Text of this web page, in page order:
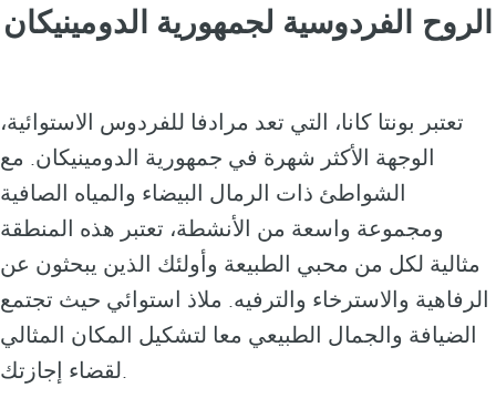
الروح الفردوسية لجمهورية الدومينيكان
تعتبر بونتا كانا، التي تعد مرادفا للفردوس الاستوائية،
الوجهة الأكثر شهرة في جمهورية الدومينيكان. مع
الشواطئ ذات الرمال البيضاء والمياه الصافية
ومجموعة واسعة من الأنشطة، تعتبر هذه المنطقة
مثالية لكل من محبي الطبيعة وأولئك الذين يبحثون عن
الرفاهية والاسترخاء والترفيه. ملاذ استوائي حيث تجتمع
الضيافة والجمال الطبيعي معا لتشكيل المكان المثالي
لقضاء إجازتك.